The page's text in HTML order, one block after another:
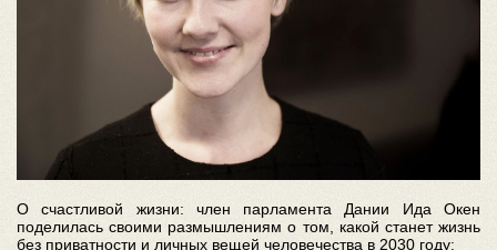
О счастливой жизни: член парламента Дании Ида Окен
поделилась своими размышлениям о том, какой станет жизнь
без приватности и личных вещей человечества в 2030 году: